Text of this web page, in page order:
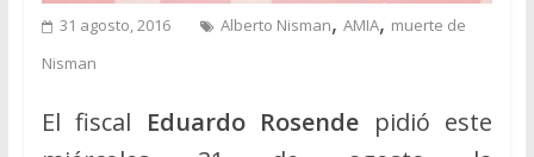
31 agosto, 2016 Alberto Nisman, AMIA, muerte de
Nisman
El fiscal Eduardo Rosende pidió este